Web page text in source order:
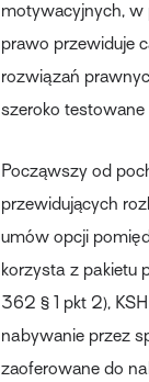
motywacyjnych, w
prawo przewiduje
rozwiązań
szeroko testowane
Począwszy od
przewidujących
umów opcji
korzysta z pakietu
362 § 1 pkt 2),
nabywanie przez
zaoferowane do